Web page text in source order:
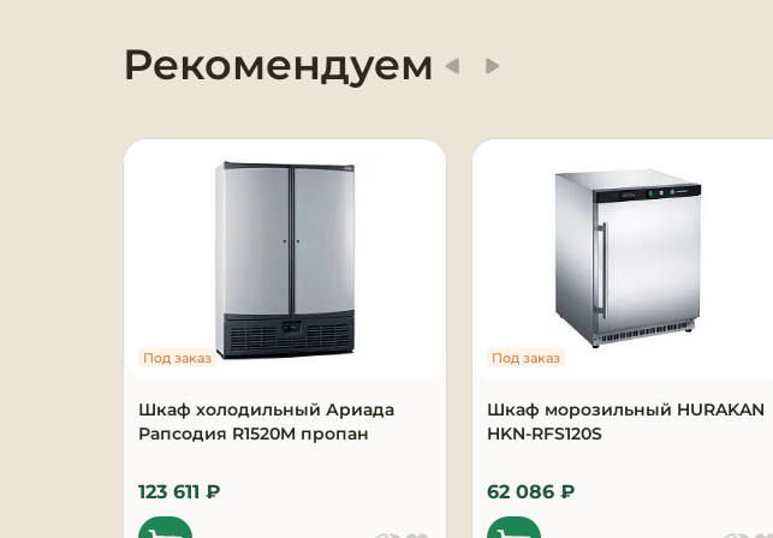
химчисток и прачечных
дезинфекции и
профессиональная химия
Сантехническое
оборудование
Торговое и банковское
оборудование
Оснащение гостиниц и
Рекомендуем
Шкаф холодильный Ариада
Рапсодия R1520M пропан
Под заказ
123 611 ₽
Шкаф морозильный HURAKAN
HKN-RFS120S
Под заказ
62 086 ₽